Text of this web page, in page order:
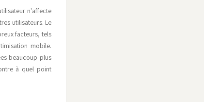
n'affecte
utilisateurs. Le
facteurs, tels
mobile.
beaucoup plus
à quel point